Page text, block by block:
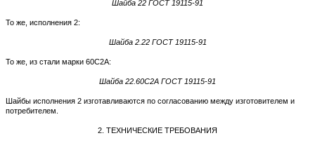
Шайба 22 ГОСТ 19115-91
То же, исполнения 2:
Шайба 2.22 ГОСТ 19115-91
То же, из стали марки 60C2A:
Шайба 22.60С2A ГОСТ 19115-91
Шайбы исполнения 2 изготавливаются по согласованию между изготовителем и
потребителем.
2. ТЕХНИЧЕСКИЕ ТРЕБОВАНИЯ